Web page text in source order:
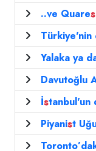
..ve Quares
Türkiye'nin
Yalaka ya
Davutoğlu
İstanbul'un
Piyanist